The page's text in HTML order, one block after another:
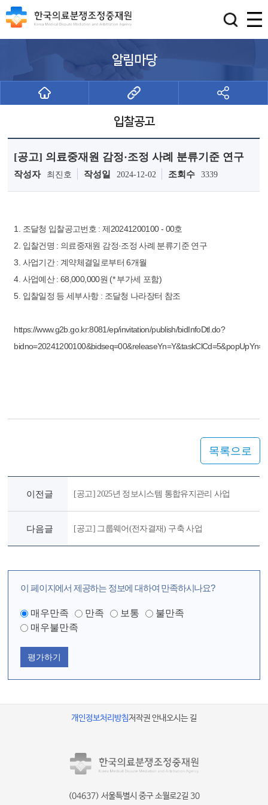
알림마당
입찰공고
[공고] 의료중재원 감정·조정 사례 분류기준 연구
작성자 최진호 작성일 2024-12-02 조회수 3339
1. 조달청 입찰공고번호 : 제20241200100 - 00호
2. 입찰건명 : 의료중재원 감정·조정 사례 분류기준 연구
3. 사업기간 : 계약체결일로부터 6개월
4. 사업예산 : 68,000,000원 (* 부가세 포함)
5. 입찰일정 등 세부사항 : 조달청 나라장터 참조
https://www.g2b.go.kr:8081/ep/invitation/publish/bidInfoDtl.do?
bidno=20241200100&bidseq=00&releaseYn=Y&taskClCd=5&popUpYn=Y
목록으로
이전글 [공고] 2025년 정보시스템 통합유지관리 사업
다음글 [공고] 그룹웨어(전자결재) 구축 사업
이 페이지에서 제공하는 정보에 대하여 만족하시나요?
매우만족 만족 보통
불만족
매우불만족
평가하기
개인정보처리방침저작권 안내오시는 길
(04637) 서울특별시 중구 소월로2길 30